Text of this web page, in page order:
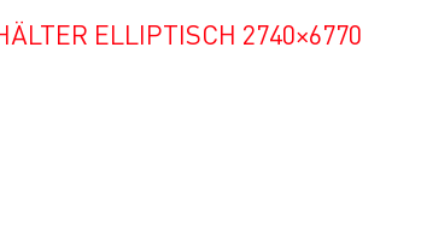
ELLIPTISCH 2740×6770